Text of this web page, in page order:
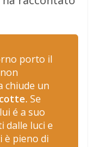
porto il
chiude un
Se
é a suo
dalle luci e
è pieno di